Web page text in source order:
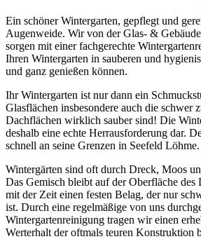
Ein schöner Wintergarten, gepflegt und
Augenweide. Wir von der Glas- &
sorgen mit einer fachgerechte
Ihren Wintergarten in sauberen und
und ganz genießen können.
Ihr Wintergarten ist nur dann ein
Glasflächen insbesondere auch die schwer
Dachflächen wirklich sauber sind! Die
deshalb eine echte Herrausforderung dar.
schnell an seine Grenzen in Seefeld Löhme.
Wintergärten sind oft durch Dreck, Moos
Das Gemisch bleibt auf der Oberfläche des
mit der Zeit einen festen Belag, der nur
ist. Durch eine regelmäßige von uns
Wintergartenreinigung tragen wir einen
Werterhalt der oftmals teuren Konstruktion